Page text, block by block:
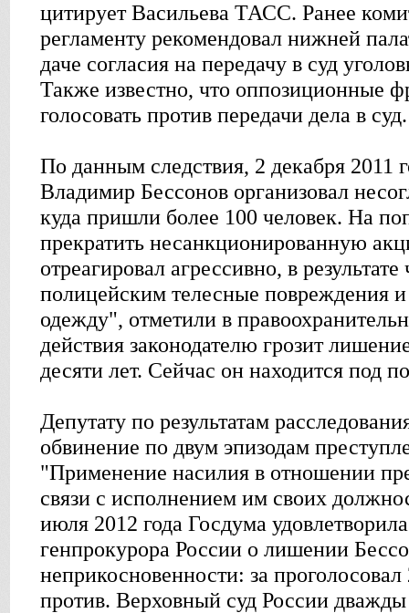
цитирует Васильева ТАСС. Ранее
регламенту рекомендовал нижней
даче согласия на передачу в суд
Также известно, что оппозиционные
голосовать против передачи дела в суд.
По данным следствия, 2 декабря 2011
Владимир Бессонов организовал
куда пришли более 100 человек. На
прекратить несанкционированную
отреагировал агрессивно, в
полицейским телесные повреждения
одежду", отметили в
действия законодателю грозит
десяти лет. Сейчас он находится под
Депутату по результатам
обвинение по двум эпизодам
"Применение насилия в отношении
связи с исполнением им своих
июля 2012 года Госдума
генпрокурора России о лишении
неприкосновенности: за
против. Верховный суд России